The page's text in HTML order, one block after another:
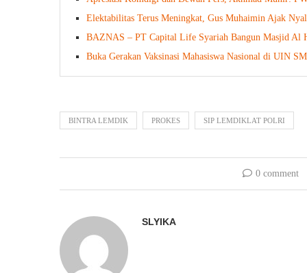
Elektabilitas Terus Meningkat, Gus Muhaimin Ajak
BAZNAS – PT Capital Life Syariah Bangun Masjid Al
Buka Gerakan Vaksinasi Mahasiswa Nasional di UIN
BINTRA LEMDIK PROKES SIP LEMDIKLAT POLRI
0 comment
SLYIKA